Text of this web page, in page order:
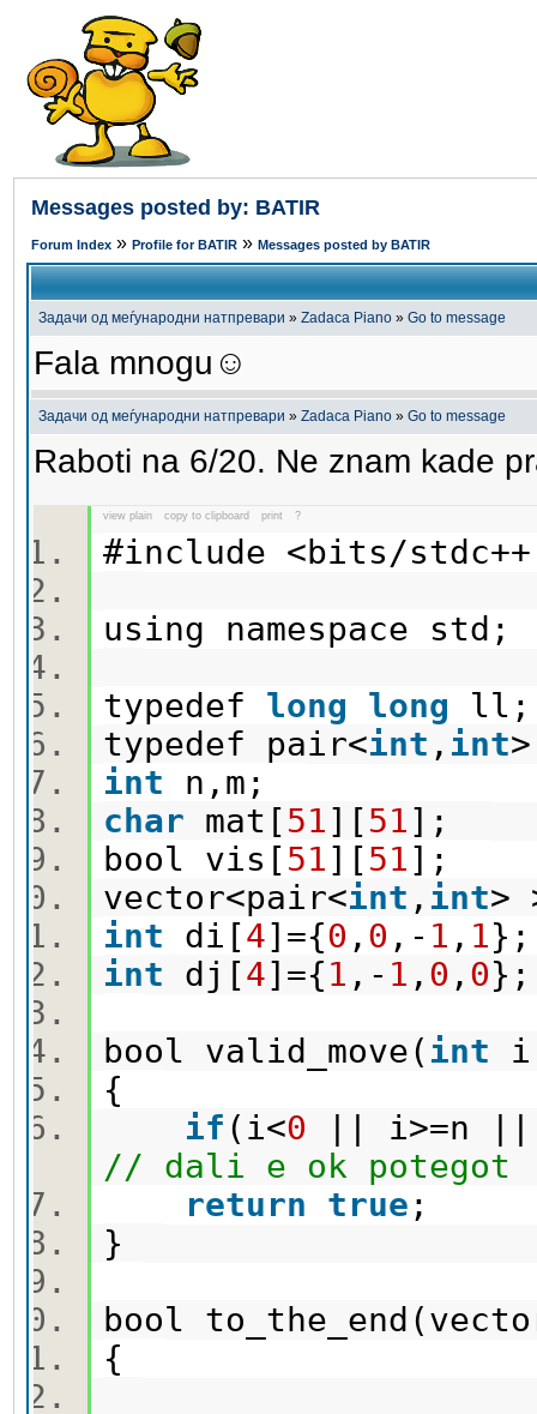
Messages posted by: BATIR
Forum Index » Profile for BATIR » Messages posted by BATIR
Задачи од меѓународни натпревари » Zadaca Piano » Go to message
Fala mnogu☺️
Задачи од меѓународни натпревари » Zadaca Piano » Go to message
Raboti na 6/20. Ne znam kade
view plain copy to clipboard print ?
#include <bits/
using namespace
typedef long long
typedef pair<int , int
int n,m;
char mat[51][51];
bool vis[51][51];
vector<pair<int , int>
int di[4]={0 , 0 ,- 1 , 1
int dj[4]={1 ,- 1 , 0 , 0
bool valid_move( int
{
if (i<0 || i>=n
// dali e ok potegot
return
true ;
}
bool
{